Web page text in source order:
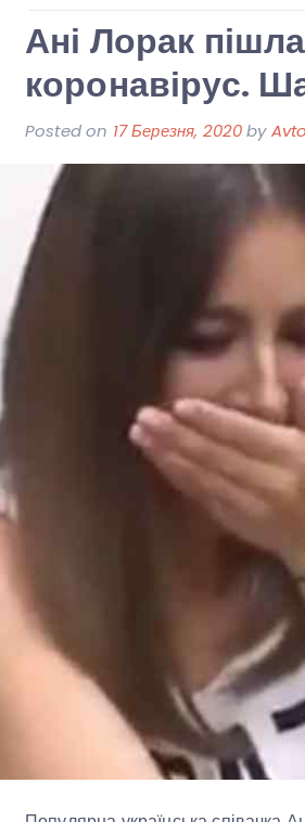
Ані Лорак
коронавірус.
Posted on 17 Березня, 2020by